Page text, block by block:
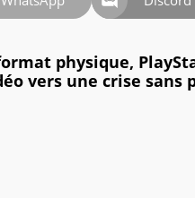
physique,
vers une crise sans